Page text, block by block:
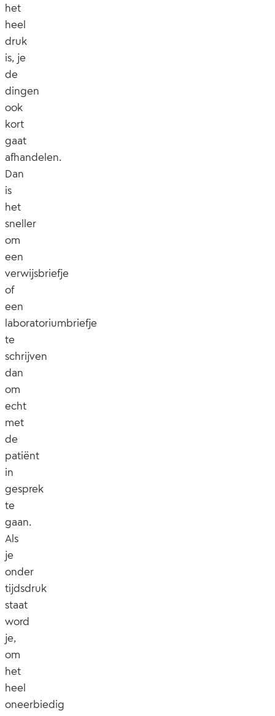
het
heel
druk
is, je
de
dingen
ook
kort
gaat
afhandelen.
Dan
is
het
sneller
om
een
verwijsbriefje
of
een
laboratoriumbriefje
te
schrijven
dan
om
echt
met
de
patiënt
in
gesprek
te
gaan.
Als
je
onder
tijdsdruk
staat
word
je,
om
het
heel
oneerbiedig